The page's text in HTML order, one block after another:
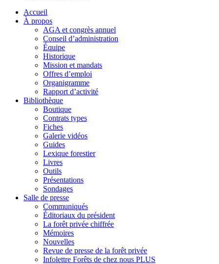
Accueil
À propos
AGA et congrès annuel
Conseil d’administration
Équipe
Historique
Mission et mandats
Offres d’emploi
Organigramme
Rapport d’activité
Bibliothèque
Boutique
Contrats types
Fiches
Galerie vidéos
Guides
Lexique forestier
Livres
Outils
Présentations
Sondages
Salle de presse
Communiqués
Éditoriaux du président
La forêt privée chiffrée
Mémoires
Nouvelles
Revue de presse de la forêt privée
Infolettre Forêts de chez nous PLUS